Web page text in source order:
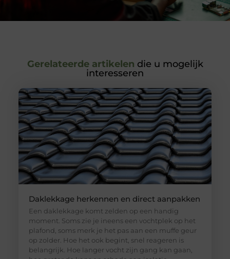
Gerelateerde artikelen die u mogelijk
interesseren
Daklekkage herkennen en direct aanpakken
Een daklekkage komt zelden op een handig
moment. Soms zie je ineens een vochtplek op het
plafond, soms merk je het pas aan een muffe geur
op zolder. Hoe het ook begint, snel reageren is
belangrijk. Hoe langer vocht zijn gang kan gaan,